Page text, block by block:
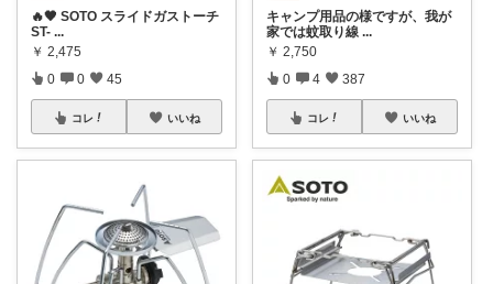
🔥🖤 SOTO スライドガストーチ
ST- ...
￥ 2,475
0 0 45
コレ いいね
キャンプ用品の様ですが、我が
家では蚊取り線 ...
￥ 2,750
0 4 387
コレ いいね